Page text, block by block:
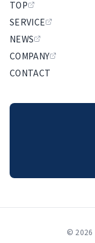
TOP
SERVICE
NEWS
COMPANY
CONTACT
© 2026